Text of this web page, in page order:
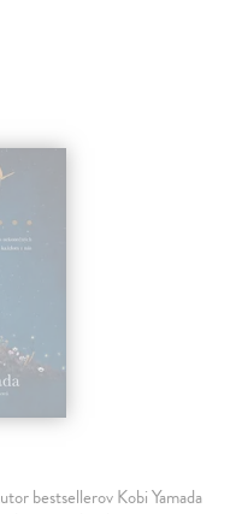
bestsellerov Kobi Yamada